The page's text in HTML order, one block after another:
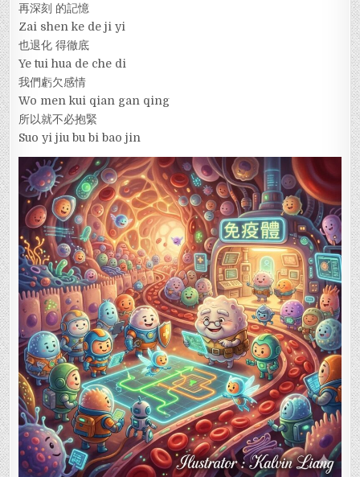
再深刻 的記憶
Zai shen ke de ji yi
也退化 得徹底
Ye tui hua de che di
我們虧欠感情
Wo men kui qian gan qing
所以就不必抱緊
Suo yi jiu bu bi bao jin